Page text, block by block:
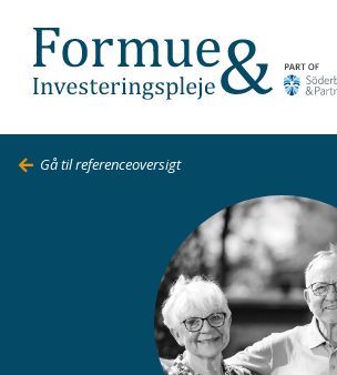
Gå til referenceoversigt